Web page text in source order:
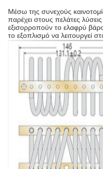
Μέσω της συνεχούς
παρέχει στους πελάτες
εξισορροπούν το ελαφρύ
το εξοπλισμό να λειτουργεί